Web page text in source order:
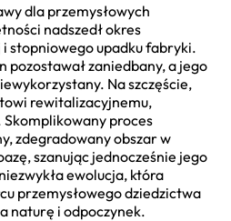
dla przemysłowych
nadszedł okres
stopniowego upadku fabryki.
pozostawał zaniedbany, a jego
Na szczęście,
rewitalizacyjnemu,
Skomplikowany proces
zdegradowany obszar w
szanując jednocześnie jego
ewolucja, która
przemysłowego dziedzictwa
naturę i odpoczynek.